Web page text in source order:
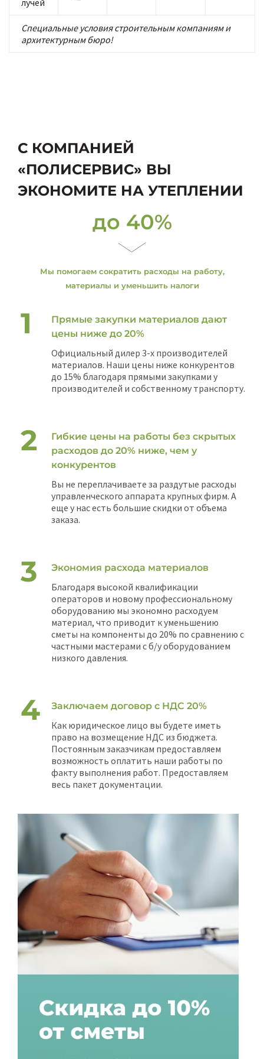
лучей
Специальные условия строительным компаниям и
архитектурным бюро!
С КОМПАНИЕЙ
«ПОЛИСЕРВИС» ВЫ
ЭКОНОМИТЕ НА УТЕПЛЕНИИ
до 40%
Мы помогаем сократить расходы на работу,
материалы и уменьшить налоги
Прямые закупки материалов дают
цены ниже до 20%
Официальный дилер 3-х производителей
материалов. Наши цены ниже конкурентов
до 15% благодаря прямыми закупками у
производителей и собственному транспорту.
Гибкие цены на работы без скрытых
расходов до 20% ниже, чем у
конкурентов
Вы не переплачиваете за раздутые расходы
управленческого аппарата крупных фирм. А
еще у нас есть большие скидки от объема
заказа.
Экономия расхода материалов
Благодаря высокой квалификации
операторов и новому профессиональному
оборудованию мы экономно расходуем
материал, что приводит к уменьшению
сметы на компоненты до 20% по сравнению с
частными мастерами с б/у оборудованием
низкого давления.
Заключаем договор с НДС 20%
Как юридическое лицо вы будете иметь
право на возмещение НДС из бюджета.
Постоянным заказчикам предоставляем
возможность оплатить наши работы по
факту выполнения работ. Предоставляем
весь пакет документации.